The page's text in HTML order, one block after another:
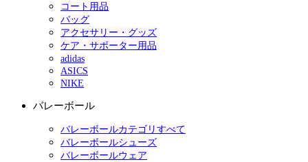
コート用品
バッグ
アクセサリー・グッズ
ケア・サポーター用品
adidas
ASICS
NIKE
バレーボール
バレーボールカテゴリすべて
バレーボールシューズ
バレーボールウェア